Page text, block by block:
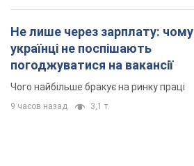
Не лише через зарплату: чому
українці не поспішають
погоджуватися на вакансії
Чого найбільше бракує на ринку праці
9 часов назад 3,1 т.